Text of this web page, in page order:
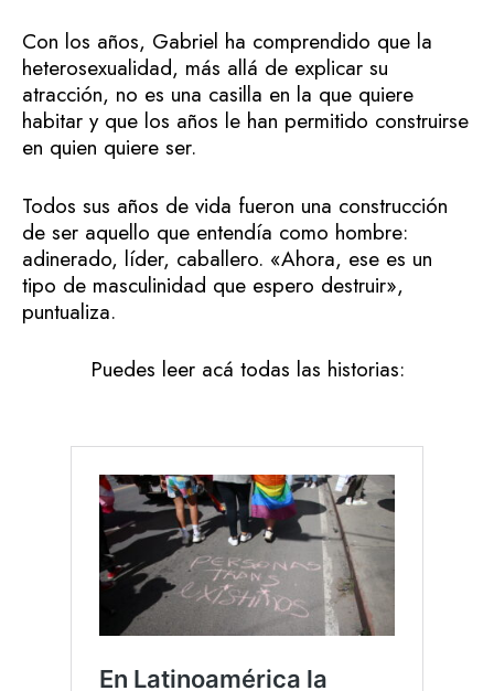
Con los años, Gabriel ha comprendido que la
heterosexualidad, más allá de explicar su
atracción, no es una casilla en la que quiere
habitar y que los años le han permitido construirse
en quien quiere ser.
Todos sus años de vida fueron una construcción
de ser aquello que entendía como hombre:
adinerado, líder, caballero. «Ahora, ese es un
tipo de masculinidad que espero destruir»,
puntualiza.
Puedes leer acá todas las historias: